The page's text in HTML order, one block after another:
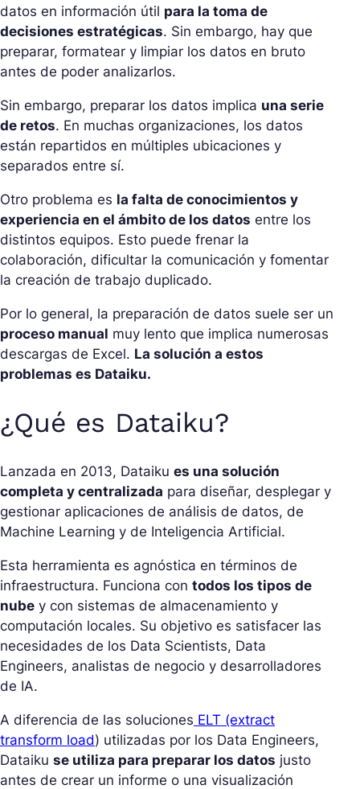
datos en información útil para la toma de
decisiones estratégicas. Sin embargo, hay que
preparar, formatear y limpiar los datos en bruto
antes de poder analizarlos.
Sin embargo, preparar los datos implica una serie
de retos. En muchas organizaciones, los datos
están repartidos en múltiples ubicaciones y
separados entre sí.
Otro problema es la falta de conocimientos y
experiencia en el ámbito de los datos entre los
distintos equipos. Esto puede frenar la
colaboración, dificultar la comunicación y fomentar
la creación de trabajo duplicado.
Por lo general, la preparación de datos suele ser un
proceso manual muy lento que implica numerosas
descargas de Excel. La solución a estos
problemas es Dataiku.
¿Qué es Dataiku?
Lanzada en 2013, Dataiku es una solución
completa y centralizada para diseñar, desplegar y
gestionar aplicaciones de análisis de datos, de
Machine Learning y de Inteligencia Artificial.
Esta herramienta es agnóstica en términos de
infraestructura. Funciona con todos los tipos de
nube y con sistemas de almacenamiento y
computación locales. Su objetivo es satisfacer las
necesidades de los Data Scientists, Data
Engineers, analistas de negocio y desarrolladores
de IA.
A diferencia de las soluciones ELT (extract
transform load) utilizadas por los Data Engineers,
Dataiku se utiliza para preparar los datos justo
antes de crear un informe o una visualización